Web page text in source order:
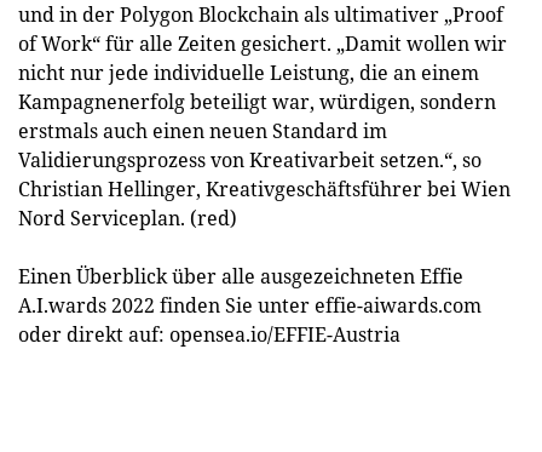
und in der Polygon Blockchain als ultimativer „Proof
of Work“ für alle Zeiten gesichert. „Damit wollen wir
nicht nur jede individuelle Leistung, die an einem
Kampagnenerfolg beteiligt war, würdigen, sondern
erstmals auch einen neuen Standard im
Validierungsprozess von Kreativarbeit setzen.“, so
Christian Hellinger, Kreativgeschäftsführer bei Wien
Nord Serviceplan. (red)
Einen Überblick über alle ausgezeichneten Effie
A.I.wards 2022 finden Sie unter effie-aiwards.com
oder direkt auf: opensea.io/EFFIE-Austria